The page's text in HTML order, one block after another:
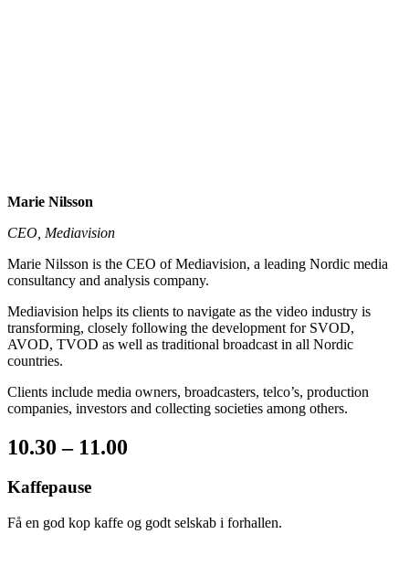
Marie Nilsson
CEO, Mediavision
Marie Nilsson is the CEO of Mediavision, a leading Nordic media
consultancy and analysis company.
Mediavision helps its clients to navigate as the video industry is
transforming, closely following the development for SVOD,
AVOD, TVOD as well as traditional broadcast in all Nordic
countries.
Clients include media owners, broadcasters, telco’s, production
companies, investors and collecting societies among others.
10.30 – 11.00
Kaffepause
Få en god kop kaffe og godt selskab i forhallen.